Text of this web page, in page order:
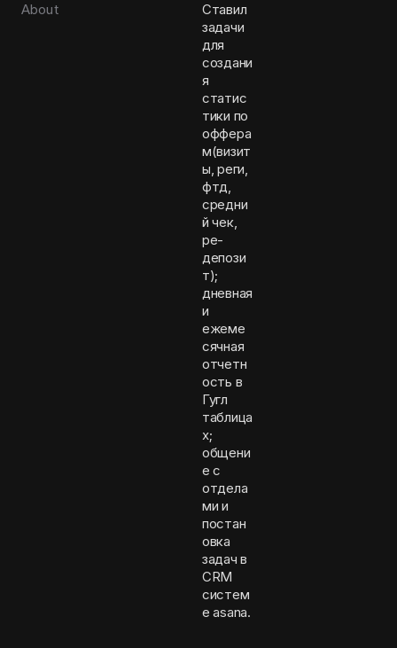
About
Ставил
задачи
для
создани
я
статис
тики по
оффера
м(визит
ы, реги,
фтд,
средни
й чек,
ре-
депози
т);
дневная
и
ежеме
сячная
отчетн
ость в
Гугл
таблица
х;
общени
е с
отдела
ми и
постан
овка
задач в
CRM
систем
е asana.